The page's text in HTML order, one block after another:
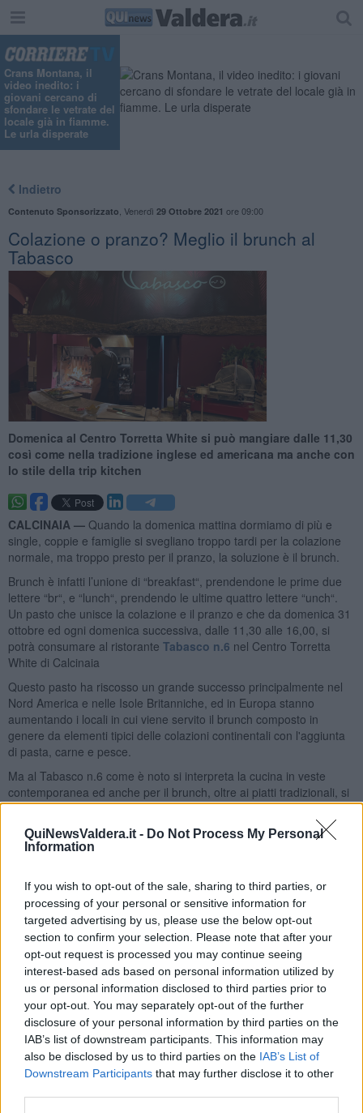
QuiNewsValdera.it - Do Not Process My Personal
Information
If you wish to opt-out of the sale, sharing to third parties, or
processing of your personal or sensitive information for
targeted advertising by us, please use the below opt-out
section to confirm your selection. Please note that after your
opt-out request is processed you may continue seeing
interest-based ads based on personal information utilized by
us or personal information disclosed to third parties prior to
your opt-out. You may separately opt-out of the further
disclosure of your personal information by third parties on the
IAB’s list of downstream participants. This information may
also be disclosed by us to third parties on the IAB’s List of
Downstream Participants that may further disclose it to other
Crans Montana, il
video inedito: i
giovani cercano di
sfondare le vetrate del
locale già in fiamme.
Le urla disperate
Indietro
Contenuto Sponsorizzato Venerdì 29 Ottobre 2021 ore 09:00
Colazione o pranzo? Meglio il brunch al
Tabasco
Domenica al Centro Torretta White si può mangiare dalle 11,30
così come nella tradizione inglese ed americana ma anche con
lo stile della trip kitchen
CALCINAIA — Quando la domenica mattina dormiamo di più e
single, coppie e famiglie si svegliano troppo tardi per la colazione
normale, ma troppo presto per il pranzo, la soluzione è il brunch.
Brunch è infatti l’unione di “breakfast“, prendendone le prime due
lettere “br“, e “lunch“, prendendo le ultime quattro lettere “unch“.
Un pasto che unisce la colazione e il pranzo e che da domenica 31
ottobre ed ogni domenica successiva, dalle 11,30 alle 16,00, si
potrà consumare al ristorante Tabasco n.6 nel Centro Torretta
White di Calcinaia
Questo pasto ha riscosso un grande successo principalmente nel
Nord America e nelle Isole Britanniche, ed in Europa stanno
aumentando i locali in cui viene servito il brunch composto in
genere da elementi tipici delle colazioni continentali con l'aggiunta
di pasta, carne e pesce.
Ma al Tabasco n.6 come è noto si interpreta la cucina in veste
contemporanea ed anche per il brunch, oltre ai piatti tradizionali, si
fa riferimento alla ricca cultura della gastronomia del mondo.
Lo chefLuca Maffeicon la sua "trip kitchen" racconta delle nostre
passioni ed inventa dei piatti rispettosi dei sapori originari con
richiami esotici che giocano sulle associazioni talvolta audaci,